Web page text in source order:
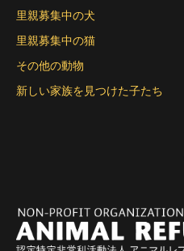
里親募集中の犬
里親募集中の猫
その他の動物
新しい家族を見つけた子たち